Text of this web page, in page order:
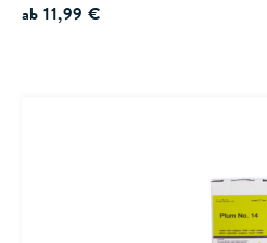
ab11,99€